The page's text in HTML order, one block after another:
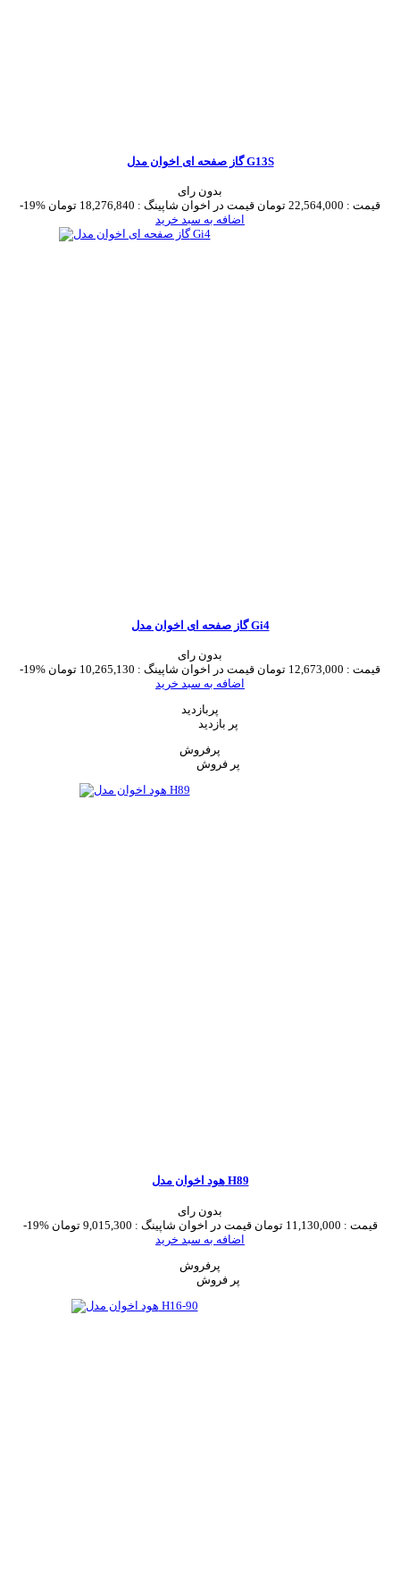
گاز صفحه ای اخوان مدل G13S
بدون رای
-19%
قیمت : 22,564,000 تومان قیمت در اخوان شاپینگ : 18,276,840 تومان
اضافه به سبد خرید
گاز صفحه ای اخوان مدل Gi4
بدون رای
-19%
قیمت : 12,673,000 تومان قیمت در اخوان شاپینگ : 10,265,130 تومان
اضافه به سبد خرید
پربازدید
پر بازدید
پرفروش
هود اخوان مدل H89
بدون رای
-19%
قیمت : 11,130,000 تومان قیمت در اخوان شاپینگ : 9,015,300 تومان
اضافه به سبد خرید
پرفروش